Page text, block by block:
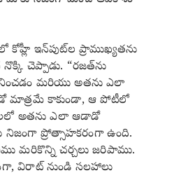
కోహ్లీ ఇన్‌పుట్‌ల ప్రాముఖ్యతను
చెప్పాడు. “రజత్‌ను
మరియు అతను ఎలా
మాత్రమే కాకుండా, ఆ పోటీలో
అతను ఎలా ఆడాడో
నిజంగా ప్రోత్సాహకరంగా ఉంది.
మరికొన్ని చర్చలు జరిపాము.
విరాట్ నుండి సలహాలు